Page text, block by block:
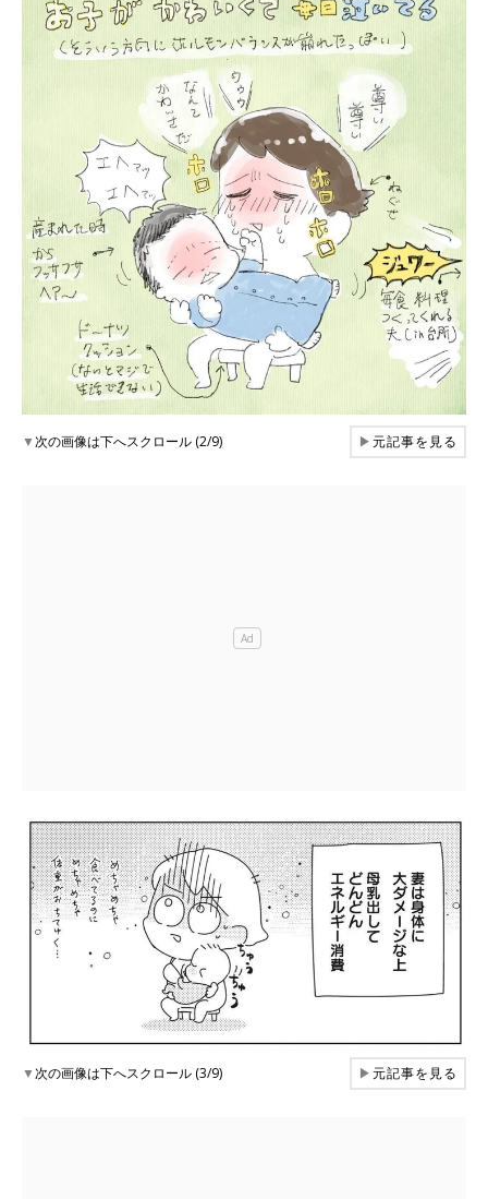
▼次の画像は下へスクロール (2/9) ▶元記事を見る
▼次の画像は下へスクロール (3/9) ▶元記事を見る